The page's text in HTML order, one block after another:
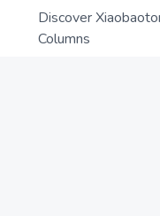
Discover
Columns